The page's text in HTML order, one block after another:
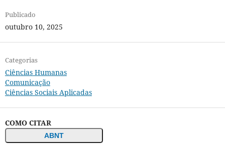
Publicado
outubro 10, 2025
Categorias
Ciências Humanas
Comunicação
Ciências Sociais Aplicadas
COMO CITAR
ABNT